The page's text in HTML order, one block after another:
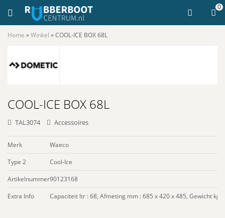
0
Home »Winkel »COOL-ICE BOX 68L
COOL-ICE BOX 68L
TAL3074 Accessoires
Merk
Waeco
Type 2
Cool-Ice
Artikelnummer90123168
Extra Info
Capaciteit ltr : 68, Afmeting mm : 685 x 420 x 485, Gewicht kg :